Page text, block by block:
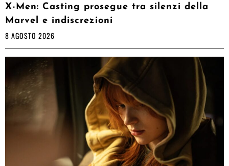
X-Men: Casting prosegue tra silenzi della
Marvel e indiscrezioni
8 AGOSTO 2026